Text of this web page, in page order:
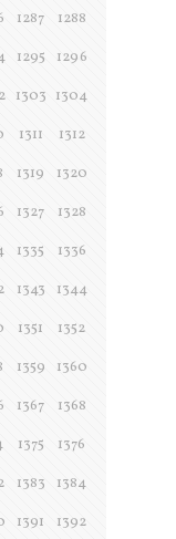
1287
1288
1295
1296
1303 1304
1311
1312
1319
1320
1327
1328
1335
1336
1343
1344
1351
1352
1359
1360
1367
1368
1375
1376
1383
1384
1391
1392